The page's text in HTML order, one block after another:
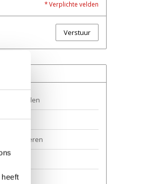
* Verplichte velden
Verstuur
retourneren